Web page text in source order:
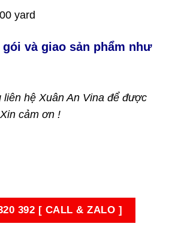
yard
và giao sản phẩm như
liên hệ Xuân An Vina để được
cảm ơn !
392 [ CALL & ZALO ]